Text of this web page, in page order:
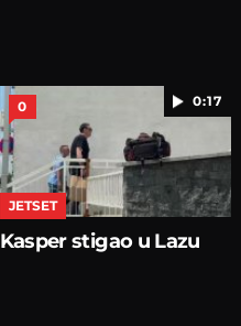
0:17
0
JETSET
Kasper stigao u Lazu